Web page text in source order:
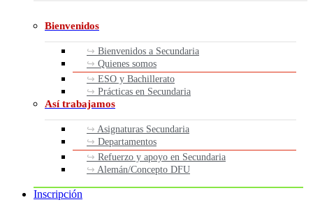
Bienvenidos
Bienvenidos a Secundaria
Quienes somos
ESO y Bachillerato
Prácticas en Secundaria
Así trabajamos
Asignaturas Secundaria
Departamentos
Refuerzo y apoyo en Secundaria
Alemán/Concepto DFU
Inscripción